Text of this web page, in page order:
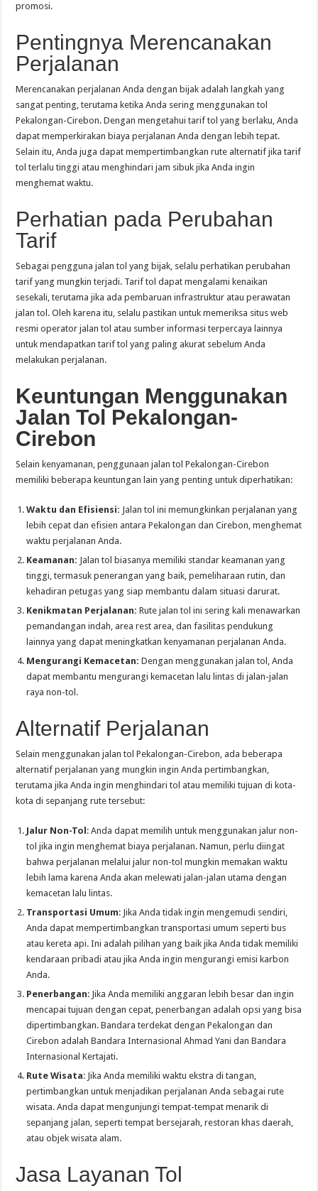
promosi.
Pentingnya Merencanakan
Perjalanan
Merencanakan perjalanan Anda dengan bijak adalah langkah yang
sangat penting, terutama ketika Anda sering menggunakan tol
Pekalongan-Cirebon. Dengan mengetahui tarif tol yang berlaku, Anda
dapat memperkirakan biaya perjalanan Anda dengan lebih tepat.
Selain itu, Anda juga dapat mempertimbangkan rute alternatif jika tarif
tol terlalu tinggi atau menghindari jam sibuk jika Anda ingin
menghemat waktu.
Perhatian pada Perubahan
Tarif
Sebagai pengguna jalan tol yang bijak, selalu perhatikan perubahan
tarif yang mungkin terjadi. Tarif tol dapat mengalami kenaikan
sesekali, terutama jika ada pembaruan infrastruktur atau perawatan
jalan tol. Oleh karena itu, selalu pastikan untuk memeriksa situs web
resmi operator jalan tol atau sumber informasi terpercaya lainnya
untuk mendapatkan tarif tol yang paling akurat sebelum Anda
melakukan perjalanan.
Keuntungan Menggunakan
Jalan Tol Pekalongan-
Cirebon
Selain kenyamanan, penggunaan jalan tol Pekalongan-Cirebon
memiliki beberapa keuntungan lain yang penting untuk diperhatikan:
Waktu dan Efisiensi: Jalan tol ini memungkinkan perjalanan yang
lebih cepat dan efisien antara Pekalongan dan Cirebon, menghemat
waktu perjalanan Anda.
Keamanan: Jalan tol biasanya memiliki standar keamanan yang
tinggi, termasuk penerangan yang baik, pemeliharaan rutin, dan
kehadiran petugas yang siap membantu dalam situasi darurat.
Kenikmatan Perjalanan: Rute jalan tol ini sering kali menawarkan
pemandangan indah, area rest area, dan fasilitas pendukung
lainnya yang dapat meningkatkan kenyamanan perjalanan Anda.
Mengurangi Kemacetan: Dengan menggunakan jalan tol, Anda
dapat membantu mengurangi kemacetan lalu lintas di jalan-jalan
raya non-tol.
Alternatif Perjalanan
Selain menggunakan jalan tol Pekalongan-Cirebon, ada beberapa
alternatif perjalanan yang mungkin ingin Anda pertimbangkan,
terutama jika Anda ingin menghindari tol atau memiliki tujuan di kota-
kota di sepanjang rute tersebut:
Jalur Non-Tol : Anda dapat memilih untuk menggunakan jalur non-
tol jika ingin menghemat biaya perjalanan. Namun, perlu diingat
bahwa perjalanan melalui jalur non-tol mungkin memakan waktu
lebih lama karena Anda akan melewati jalan-jalan utama dengan
kemacetan lalu lintas.
Transportasi Umum: Jika Anda tidak ingin mengemudi sendiri,
Anda dapat mempertimbangkan transportasi umum seperti bus
atau kereta api. Ini adalah pilihan yang baik jika Anda tidak memiliki
kendaraan pribadi atau jika Anda ingin mengurangi emisi karbon
Anda.
Penerbangan: Jika Anda memiliki anggaran lebih besar dan ingin
mencapai tujuan dengan cepat, penerbangan adalah opsi yang bisa
dipertimbangkan. Bandara terdekat dengan Pekalongan dan
Cirebon adalah Bandara Internasional Ahmad Yani dan Bandara
Internasional Kertajati.
Rute Wisata: Jika Anda memiliki waktu ekstra di tangan,
pertimbangkan untuk menjadikan perjalanan Anda sebagai rute
wisata. Anda dapat mengunjungi tempat-tempat menarik di
sepanjang jalan, seperti tempat bersejarah, restoran khas daerah,
atau objek wisata alam.
Jasa Layanan Tol